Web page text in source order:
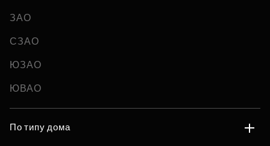
ЗАО
СЗАО
ЮЗАО
ЮВАО
По типу дома